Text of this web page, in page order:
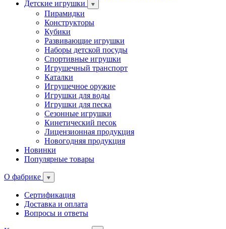
Детские игрушки
Пирамидки
Конструкторы
Кубики
Развивающие игрушки
Наборы детской посуды
Спортивные игрушки
Игрушечный транспорт
Каталки
Игрушечное оружие
Игрушки для воды
Игрушки для песка
Сезонные игрушки
Кинетический песок
Лицензионная продукция
Новогодняя продукция
Новинки
Популярные товары
О фабрике
Сертификация
Доставка и оплата
Вопросы и ответы